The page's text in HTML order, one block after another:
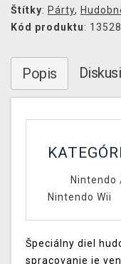
Štítky: Párty,
Kód produktu: 13528
Popis
Nintendo
Nintendo Wii
Špeciálny diel
spracovanie je